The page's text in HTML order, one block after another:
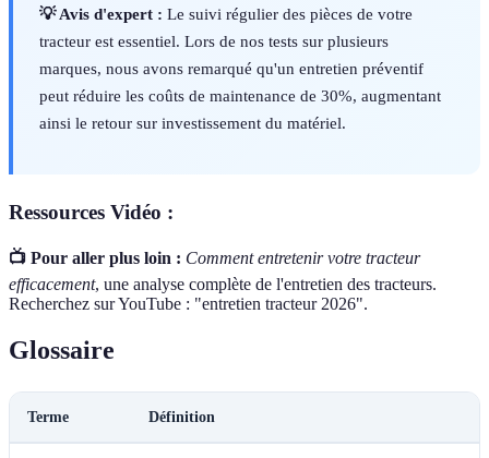
💡 Avis d'expert : Le suivi régulier des pièces de votre
tracteur est essentiel. Lors de nos tests sur plusieurs
marques, nous avons remarqué qu'un entretien préventif
peut réduire les coûts de maintenance de 30%, augmentant
ainsi le retour sur investissement du matériel.
Ressources Vidéo :
📺 Pour aller plus loin : Comment entretenir votre tracteur
efficacement, une analyse complète de l'entretien des tracteurs.
Recherchez sur YouTube : "entretien tracteur 2026".
Glossaire
Terme Définition